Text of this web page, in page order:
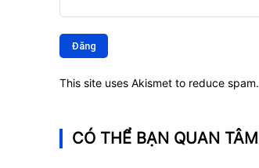
luận:
This site uses Akismet to reduce spam.
CÓ THỂ BẠN QUAN TÂM